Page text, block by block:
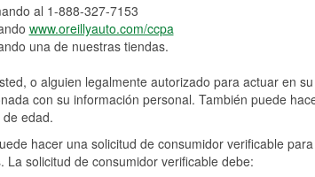
al 1-888-327-7153
www.oreillyauto.com/ccpa
una de nuestras tiendas.
o alguien legalmente autorizado para actuar en
con su información personal. También puede
edad.
hacer una solicitud de consumidor verificable
La solicitud de consumidor verificable debe: